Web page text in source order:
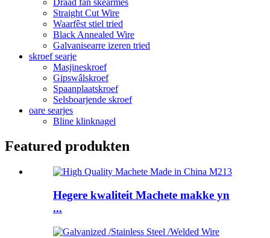
Straight Cut Wire
Waarfêst stiel tried
Black Annealed Wire
Galvanisearre izeren tried
skroef searje
Masjineskroef
Gipswâlskroef
Spaanplaatskroef
Selsboarjende skroef
oare searjes
Bline klinknagel
Featured produkten
Hegere kwaliteit Machete makke yn
...